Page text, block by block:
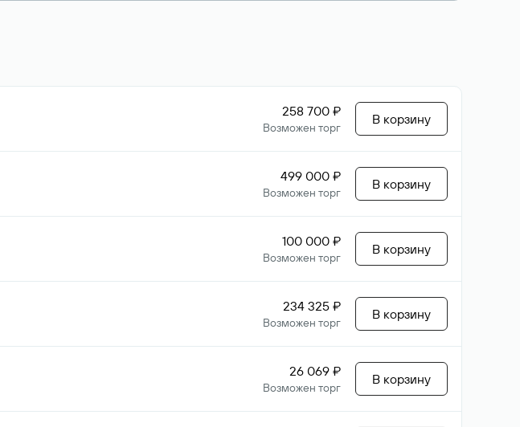
258 700 ₽
Возможен торг
В корзину
499 000 ₽
Возможен торг
В корзину
100 000 ₽
Возможен торг
В корзину
234 325 ₽
Возможен торг
В корзину
26 069 ₽
Возможен торг
В корзину